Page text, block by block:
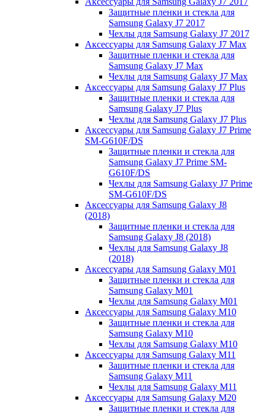
Защитные пленки и стекла для
Samsung Galaxy J7 2017
Чехлы для Samsung Galaxy J7 2017
Аксессуары для Samsung Galaxy J7 Max
Защитные пленки и стекла для
Samsung Galaxy J7 Max
Чехлы для Samsung Galaxy J7 Max
Аксессуары для Samsung Galaxy J7 Plus
Защитные пленки и стекла для
Samsung Galaxy J7 Plus
Чехлы для Samsung Galaxy J7 Plus
Аксессуары для Samsung Galaxy J7 Prime
SM-G610F/DS
Защитные пленки и стекла для
Samsung Galaxy J7 Prime SM-
G610F/DS
Чехлы для Samsung Galaxy J7 Prime
SM-G610F/DS
Аксессуары для Samsung Galaxy J8
(2018)
Защитные пленки и стекла для
Samsung Galaxy J8 (2018)
Чехлы для Samsung Galaxy J8
(2018)
Аксессуары для Samsung Galaxy M01
Защитные пленки и стекла для
Samsung Galaxy M01
Чехлы для Samsung Galaxy M01
Аксессуары для Samsung Galaxy M10
Защитные пленки и стекла для
Samsung Galaxy M10
Чехлы для Samsung Galaxy M10
Аксессуары для Samsung Galaxy M11
Защитные пленки и стекла для
Samsung Galaxy M11
Чехлы для Samsung Galaxy M11
Аксессуары для Samsung Galaxy M20
Защитные пленки и стекла для